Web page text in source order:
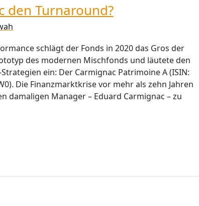
den Turnaround?
schlägt der Fonds in 2020 das Gros der
des modernen Mischfonds und läutete den
ein: Der Carmignac Patrimoine A (ISIN:
Die Finanzmarktkrise vor mehr als zehn Jahren
damaligen Manager – Eduard Carmignac – zu